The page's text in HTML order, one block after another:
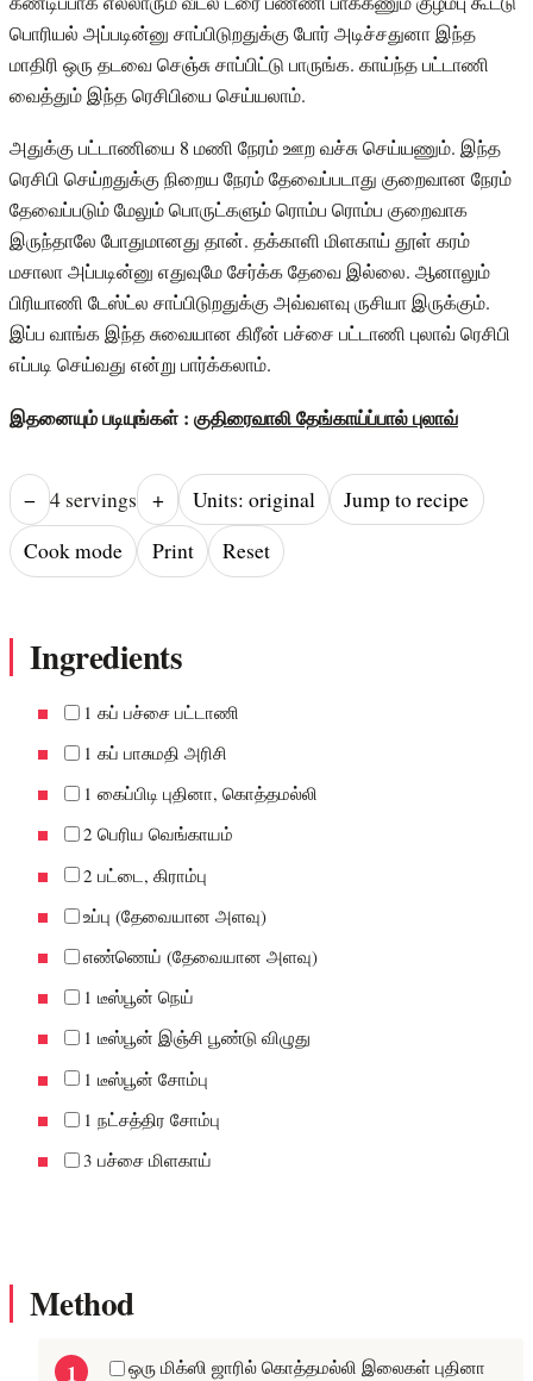
பொரியல் அப்படின்னு சாப்பிடுறதுக்கு போர் அடிச்சதுனா இந்த
மாதிரி ஒரு தடவை செஞ்சு சாப்பிட்டு பாருங்க. காய்ந்த பட்டாணி
வைத்தும் இந்த ரெசிபியை செய்யலாம்.
அதுக்கு பட்டாணியை 8 மணி நேரம் ஊற வச்சு செய்யணும். இந்த
ரெசிபி செய்றதுக்கு நிறைய நேரம் தேவைப்படாது குறைவான நேரம்
தேவைப்படும் மேலும் பொருட்களும் ரொம்ப ரொம்ப குறைவாக
இருந்தாலே போதுமானது தான். தக்காளி மிளகாய் தூள் கரம்
மசாலா அப்படின்னு எதுவுமே சேர்க்க தேவை இல்லை. ஆனாலும்
பிரியாணி டேஸ்ட்ல சாப்பிடுறதுக்கு அவ்வளவு ருசியா இருக்கும்.
இப்ப வாங்க இந்த சுவையான கிரீன் பச்சை பட்டாணி புலாவ் ரெசிபி
எப்படி செய்வது என்று பார்க்கலாம்.
இதனையும் படியுங்கள் : குதிரைவாலி தேங்காய்ப்பால் புலாவ்
− 4 servings + Units: original
Jump to recipe
Cook mode
Print Reset
Ingredients
1 கப் பச்சை பட்டாணி
1 கப் பாசுமதி அரிசி
1 கைப்பிடி புதினா, கொத்தமல்லி
2 பெரிய வெங்காயம்
2 பட்டை, கிராம்பு
உப்பு (தேவையான அளவு)
எண்ணெய் (தேவையான அளவு)
1 டீஸ்பூன் நெய்
1 டீஸ்பூன் இஞ்சி பூண்டு விழுது
1 டீஸ்பூன் சோம்பு
1 நட்சத்திர சோம்பு
3 பச்சை மிளகாய்
Method
ஒரு மிக்ஸி ஜாரில் கொத்தமல்லி இலைகள் புதினா